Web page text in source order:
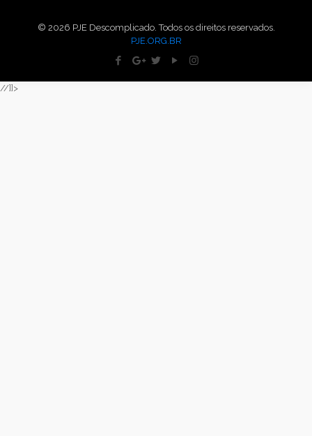
© 2026 PJE Descomplicado. Todos os direitos reservados.
PJE.ORG.BR
//]]>